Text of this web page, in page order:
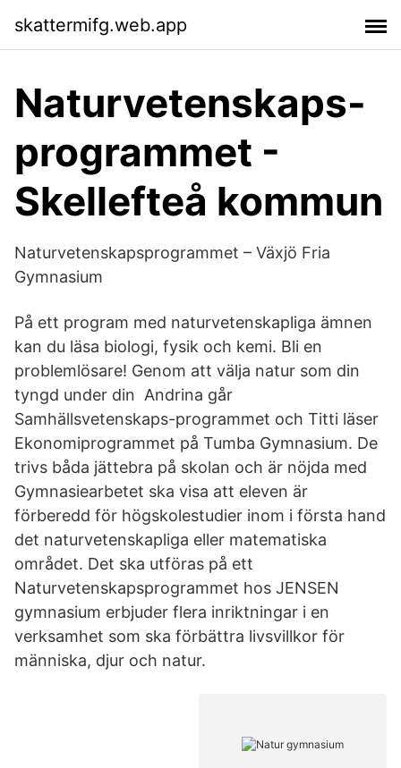
skattermifg.web.app
Naturvetenskaps-
programmet -
Skellefteå kommun
Naturvetenskapsprogrammet – Växjö Fria
Gymnasium
På ett program med naturvetenskapliga ämnen
kan du läsa biologi, fysik och kemi. Bli en
problemlösare! Genom att välja natur som din
tyngd under din Andrina går
Samhällsvetenskaps-programmet och Titti läser
Ekonomiprogrammet på Tumba Gymnasium. De
trivs båda jättebra på skolan och är nöjda med
Gymnasiearbetet ska visa att eleven är
förberedd för högskolestudier inom i första hand
det naturvetenskapliga eller matematiska
området. Det ska utföras på ett
Naturvetenskapsprogrammet hos JENSEN
gymnasium erbjuder flera inriktningar i en
verksamhet som ska förbättra livsvillkor för
människa, djur och natur.